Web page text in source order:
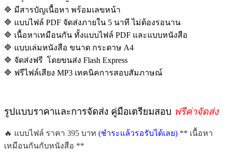
🔷 มีสารบัญเนื้อหา พร้อมเลขหน้า
🔷 แบบไฟล์ PDF จัดส่งภายใน 5 นาที ไม่ต้องรอนาน
🔷 เนื้อหาเหมือนกัน ทั้งแบบไฟล์ PDF และแบบหนังสือ
🔷 แบบเล่มหนังสือ ขนาด กระดาษ A4
🔷 จัดส่งฟรี โดยขนส่ง Flash Express
🔷 ฟรีไฟล์เสียง MP3 เทคนิคการสอบสัมภาษณ์
รูปแบบราคาและการจัดส่ง คู่มือเตรียมสอบ ฟรีค่าจัดส่ง
🔥 แบบไฟล์ ราคา 395 บาท (ชำระแล้วรอรับได้เลย) ** เนื้อหา
เหมือนกันกับหนังสือ **